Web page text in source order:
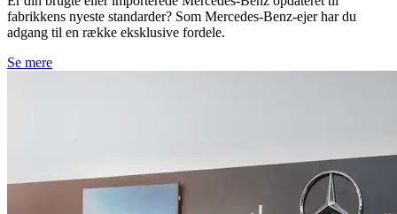
fabrikkens nyeste standarder? Som Mercedes-Benz-ejer har du
adgang til en række eksklusive fordele.
Se mere